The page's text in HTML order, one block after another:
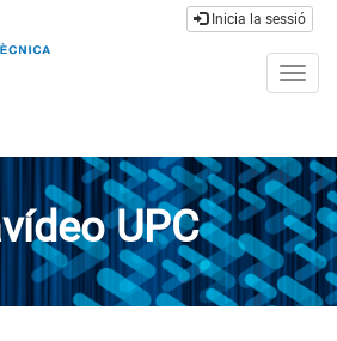
Inicia la sessió
UPC